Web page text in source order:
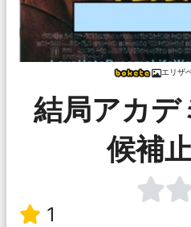
エリザ
結局アカデ
候補
1